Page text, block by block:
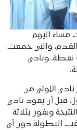
مساء اليوم
القدم، والتي جمعت
بين نادي الكدية، متصدر الترتيب بـ40 نقطة، ونادي
اللوتي من
قبل أن يعود نادي
ويفوز بثلاثة
البطولة دون أي